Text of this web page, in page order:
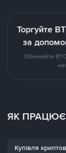
Торгуйте
за
Обмінюйте
ЯК ПРАЦЮЄ
Купівля